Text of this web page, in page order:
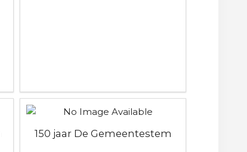
150 jaar De Gemeentestem